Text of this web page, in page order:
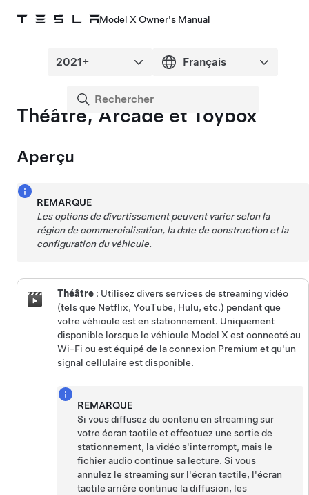
Model X Owner's Manual
Théâtre, Arcade et Toybox
Aperçu
REMARQUE
Les options de divertissement peuvent varier selon la
région de commercialisation, la date de construction et la
configuration du véhicule.
Théâtre : Utilisez divers services de streaming vidéo
(tels que Netflix, YouTube, Hulu, etc.) pendant que
votre véhicule est en stationnement. Uniquement
disponible lorsque le véhicule Model X est connecté au
Wi-Fi ou est équipé de la connexion Premium et qu'un
signal cellulaire est disponible.
REMARQUE
Si vous diffusez du contenu en streaming sur
votre écran tactile et effectuez une sortie de
stationnement, la vidéo s'interrompt, mais le
fichier audio continue sa lecture. Si vous
annulez le streaming sur l'écran tactile, l'écran
tactile arrière continue la diffusion, les